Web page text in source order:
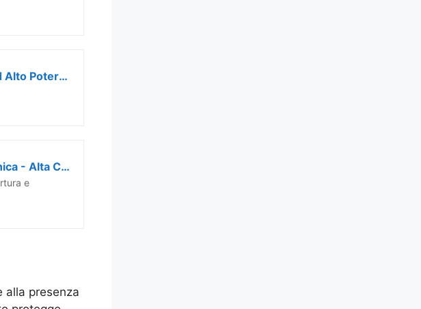
MAZZA Pittura Al Quarzo Per Muri Interni Ed Esterni Lt 5 e Lt 14 Ad Alto Potere Coprente Bianca (5 Litri, Bianco)
DI.M.EL. S.R.L. Pittura al Quarzo Acrilica Bianca per Esterni Silossanica - Alta Copertura, Idrorepellente, Resistente - Ideale Grandi Superfici - ZITO Colorificio Quarzo Acrilico (14 Litri)
e
alla presenza